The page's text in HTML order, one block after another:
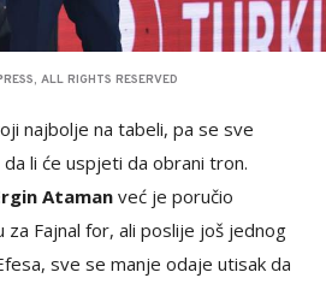
ALL RIGHTS RESERVED
najbolje na tabeli, pa se sve
li će uspjeti da obrani tron.
Ataman već je poručio
za Fajnal for, ali poslije još jednog
sve se manje odaje utisak da